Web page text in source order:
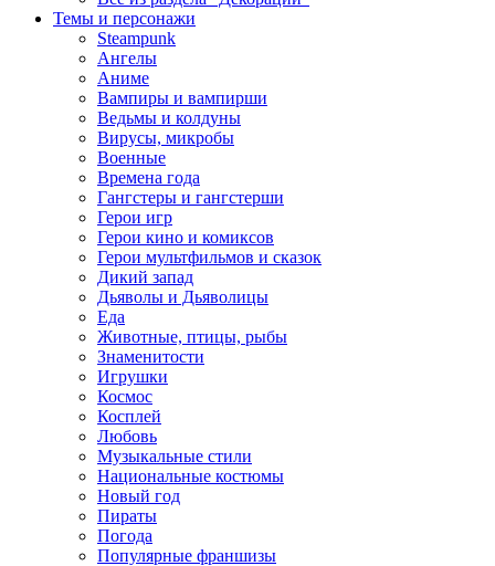
Темы и персонажи
Steampunk
Ангелы
Аниме
Вампиры и вампирши
Ведьмы и колдуны
Вирусы, микробы
Военные
Времена года
Гангстеры и гангстерши
Герои игр
Герои кино и комиксов
Герои мультфильмов и сказок
Дикий запад
Дьяволы и Дьяволицы
Еда
Животные, птицы, рыбы
Знаменитости
Игрушки
Космос
Косплей
Любовь
Музыкальные стили
Национальные костюмы
Новый год
Пираты
Погода
Популярные франшизы